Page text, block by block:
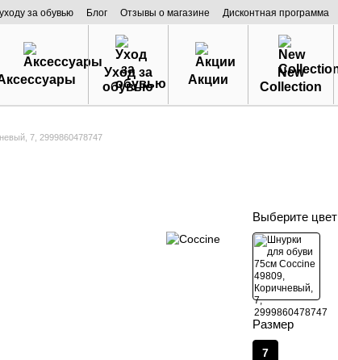
за обувью Блог Отзывы о магазине Дисконтная программа
Уход за
обувью
Акции
New
Collection
7, 2999860478747
Выберите цвет
Размер
7